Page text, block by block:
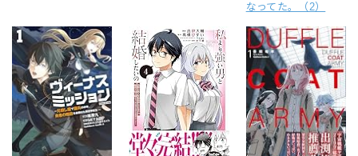
なってた。（2）